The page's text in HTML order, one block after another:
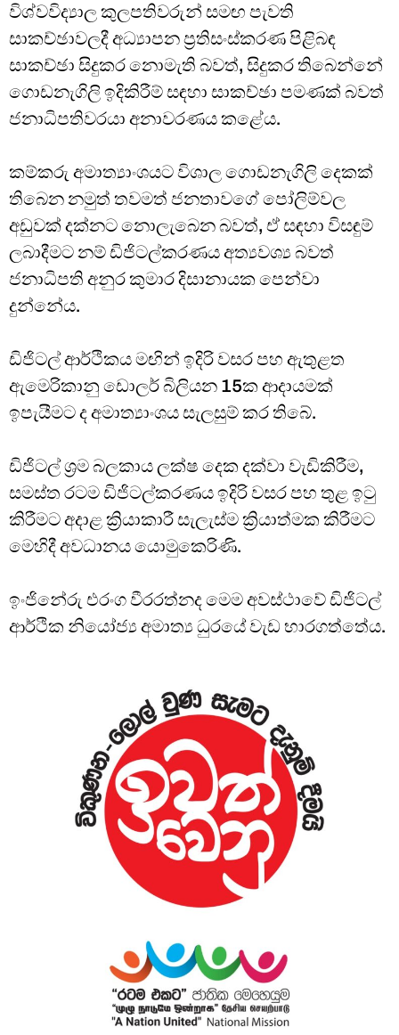
විශ්වවිද්‍යාල කුලපතිවරුන් සමඟ පැවති
සාකච්ඡාවලදී අධ්‍යාපන ප්‍රතිසංස්කරණ පිළිබඳ
සාකච්ඡා සිදුකර නොමැති බවත්, සිදුකර තිබෙන්නේ
ගොඩනැගිලි ඉදිකිරීම් සඳහා සාකච්ඡා පමණක් බවත්
ජනාධිපතිවරයා අනාවරණය කළේය.
කම්කරු අමාත්‍යාංශයට විශාල ගොඩනැගිලි දෙකක්
තිබෙන නමුත් තවමත් ජනතාවගේ පෝලිම්වල
අඩුවක් දක්නට නොලැබෙන බවත්, ඒ සඳහා විසඳුම්
ලබාදීමට නම් ඩිජිටල්කරණය අත්‍යවශ්‍ය බවත්
ජනාධිපති අනුර කුමාර දිසානායක පෙන්වා
දුන්නේය.
ඩිජිටල් ආර්ථිකය මඟින් ඉදිරි වසර පහ ඇතුළත
ඇමෙරිකානු ඩොලර් බිලියන 15ක ආදායමක්
ඉපැයීමට ද අමාත්‍යාංශය සැලසුම් කර තිබේ.
ඩිජිටල් ශ්‍රම බලකාය ලක්ෂ දෙක දක්වා වැඩිකිරීම,
සමස්ත රටම ඩිජිටල්කරණය ඉදිරි වසර පහ තුළ ඉටු
කිරීමට අදාළ ක්‍රියාකාරී සැලැස්ම ක්‍රියාත්මක කිරීමට
මෙහිදී අවධානය යොමුකෙරිණි.
ඉංජිනේරු එරංග වීරරත්නද මෙම අවස්ථාවේ ඩිජිටල්
ආර්ථික නියෝජ්‍ය අමාත්‍ය ධුරයේ වැඩ භාරගත්තේය.